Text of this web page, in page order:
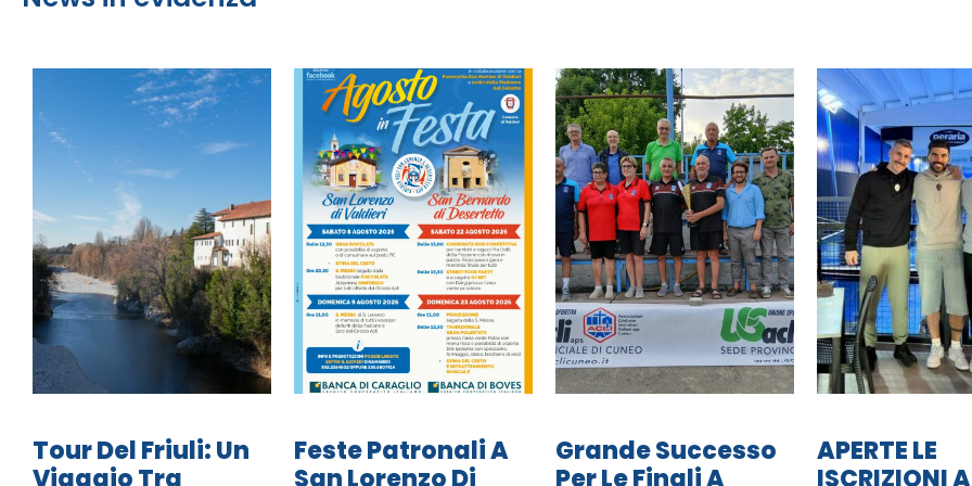
Tour Del Friuli: Un
Feste Patronali A
Grande Successo
APERTE LE